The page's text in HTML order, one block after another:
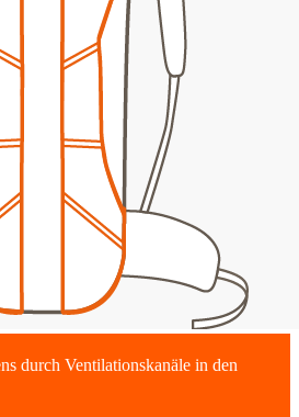
durch Ventilationskanäle in den